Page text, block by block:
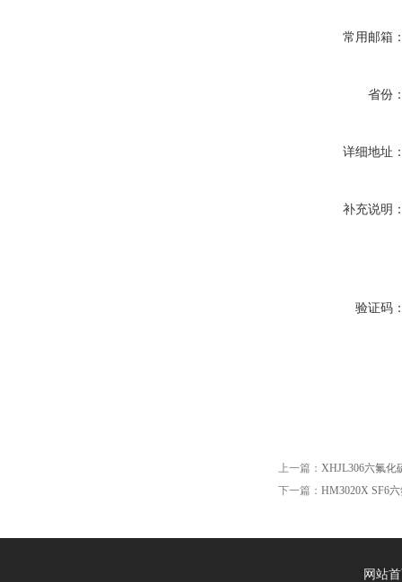
常用邮箱
省份
详细地址
补充说明
验证码
上一篇： XHJL306六氟化
下一篇： HM3020X SF6
网站